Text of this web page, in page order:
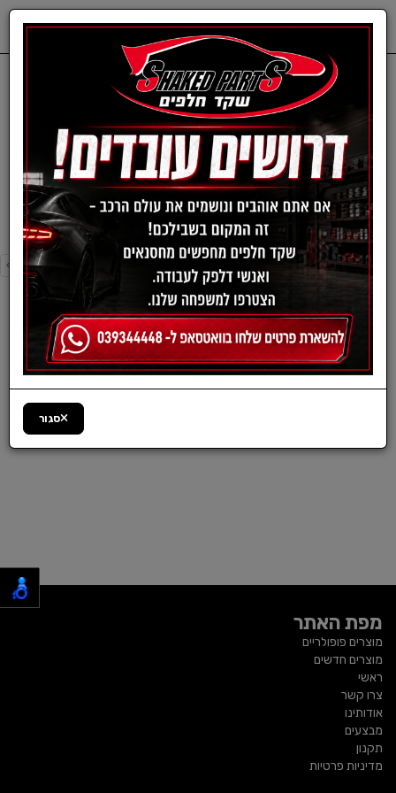
פילטר מזגן-טויוטה
פילטר מזגן-טויוטה
‹
«
»
›
סינון ומיון ›
«
»
›
מפת האתר
מוצרים פופולריים
מוצרים חדשים
ראשי
צרו קשר
אודותינו
מבצעים
תקנון
מדיניות פרטיות
סגור